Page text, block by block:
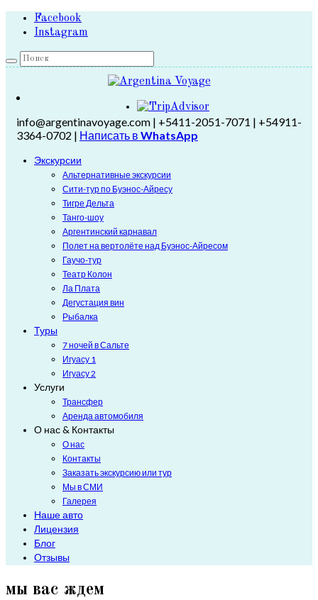
Facebook
Instagram
info@argentinavoyage.com | +5411-2051-7071 | +54911-
3364-0702 | Написать в WhatsApp
Экскурсии
Альтернативные экскурсии
Сити-тур по Буэнос-Айресу
Тигре Дельта
Танго-шоу
Аргентинский карнавал
Полет на вертолёте над Буэнос-Айресом
Гаучо-тур
Театр Колон
Ла Плата
Дегустация вин
Рыбалка
Туры
7 ночей в Сальте
Игуасу 1
Игуасу 2
Услуги
Трансфер
Аренда автомобиля
О нас & Контакты
О нас
Контакты
Заказать экскурсию или тур
Мы в СМИ
Галерея
Наше авто
Лицензия
Блог
Отзывы
мы вас ждем